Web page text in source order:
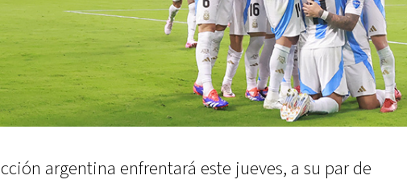
argentina enfrentará este jueves, a su par de